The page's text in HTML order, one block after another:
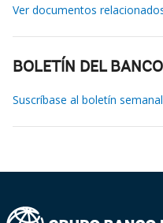
Ver documentos
BOLETÍN DEL
Suscríbase al boletín